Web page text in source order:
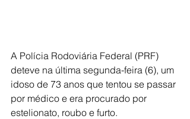
A Polícia Rodoviária Federal (PRF)
deteve na última segunda-feira (6), um
idoso de 73 anos que tentou se passar
por médico e era procurado por
estelionato, roubo e furto.